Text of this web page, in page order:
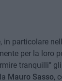
in particolare
per la loro
tranquilli"
Mauro Sasso,